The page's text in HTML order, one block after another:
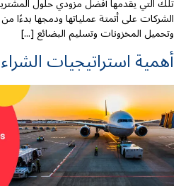
الشركات على أتمتة عملياتها ودمجها بدءًا
وتحميل المخزونات وتسليم البضائع [...]
أهمية استراتيجيات